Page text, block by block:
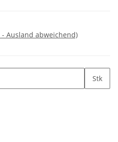
- Ausland abweichend)
Stk